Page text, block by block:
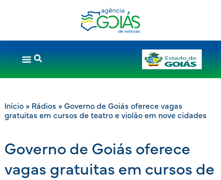
Início» Rádios » Governo de Goiás oferece vagas
gratuitas em cursos de teatro e violão em nove cidades
Governo de Goiás oferece
vagas gratuitas em cursos de